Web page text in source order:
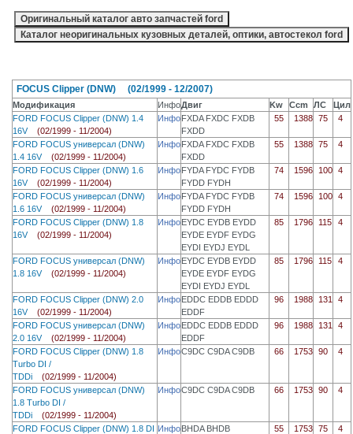
FOCUS Clipper (DNW) (02/1999 - 12/2007)
Модификация ИнфоДвиг Kw Ccm ЛС
Цил
FORD FOCUS Clipper (DNW) 1.4
16V (02/1999 - 11/2004)
ИнфоFXDA FXDC FXDB
FXDD
55 1388 75 4
FORD FOCUS универсал (DNW)
1.4 16V (02/1999 - 11/2004)
ИнфоFXDA FXDC FXDB
FXDD
55 1388 75 4
FORD FOCUS Clipper (DNW) 1.6
16V (02/1999 - 11/2004)
ИнфоFYDA FYDC FYDB
FYDD FYDH
74 1596 100 4
FORD FOCUS универсал (DNW)
1.6 16V (02/1999 - 11/2004)
ИнфоFYDA FYDC FYDB
FYDD FYDH
74 1596 100 4
FORD FOCUS Clipper (DNW) 1.8
16V (02/1999 - 11/2004)
ИнфоEYDC EYDB EYDD
EYDE EYDF EYDG
EYDI EYDJ EYDL
85 1796 115 4
FORD FOCUS универсал (DNW)
1.8 16V (02/1999 - 11/2004)
ИнфоEYDC EYDB EYDD
EYDE EYDF EYDG
EYDI EYDJ EYDL
85 1796 115 4
FORD FOCUS Clipper (DNW) 2.0
16V (02/1999 - 11/2004)
ИнфоEDDC EDDB EDDD
EDDF
96 1988 131 4
FORD FOCUS универсал (DNW)
2.0 16V (02/1999 - 11/2004)
ИнфоEDDC EDDB EDDD
EDDF
96 1988 131 4
FORD FOCUS Clipper (DNW) 1.8
Turbo DI /
TDDi (02/1999 - 11/2004)
ИнфоC9DC C9DA C9DB 66 1753 90 4
FORD FOCUS универсал (DNW)
1.8 Turbo DI /
TDDi (02/1999 - 11/2004)
ИнфоC9DC C9DA C9DB 66 1753 90 4
FORD FOCUS Clipper (DNW) 1.8 DI ИнфоBHDA BHDB 55 1753 75 4